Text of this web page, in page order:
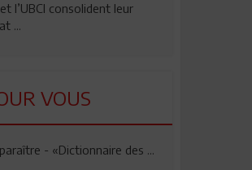
l’UBCI consolident leur
...
VOUS
- «Dictionnaire des ...